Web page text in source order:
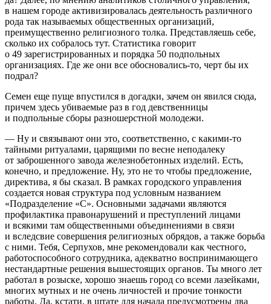
в нашем городе активизировалась деятельность различного
рода так называемых общественных организаций,
преимущественно религиозного толка. Представляешь себе,
сколько их собралось тут. Статистика говорит
о 49 зарегистрированных и порядка 50 подпольных
организациях. Где же они все обосновались-то, черт бы их
подрал?
Семен еще пуще впустился в догадки, зачем он явился сюда,
причем здесь убиваемые раз в год девственницы
и подпольные сборы разношерстной молодежи.
— Ну и связывают они это, соответственно, с какими-то
тайными ритуалами, царящими по весне неподалеку
от заброшенного завода железнобетонных изделий. Есть,
конечно, и предложение. Ну, это не то чтобы предложение,
директива, я бы сказал. В рамках городского управления
создается новая структура под условным названием
«Подразделение «С». Основными задачами являются
профилактика правонарушений и преступлений лицами
и всякими там общественными объединениями в связи
и вследсвие совершения религиозных обрядов, а также борьба
с ними. Тебя, Серпухов, мне рекомендовали как честного,
работоспособного сотрудника, адекватно воспринимающего
нестандартные решения вышестоящих органов. Ты много лет
работал в розыске, хорошо знаешь город со всеми лазейками,
многих мутных и не очень личностей и прочие тонкости
работы. Да, кстати, в штате для начала предусмотрены два